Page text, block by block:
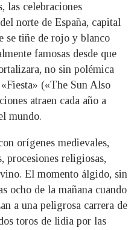
las celebraciones
norte de España, capital
se tiñe de rojo y blanco
famosas desde que
no sin polémica
(«The Sun Also
atraen cada año a
mundo.
orígenes medievales,
procesiones religiosas,
El momento álgido, sin
ocho de la mañana cuando
a una peligrosa carrera de
toros de lidia por las